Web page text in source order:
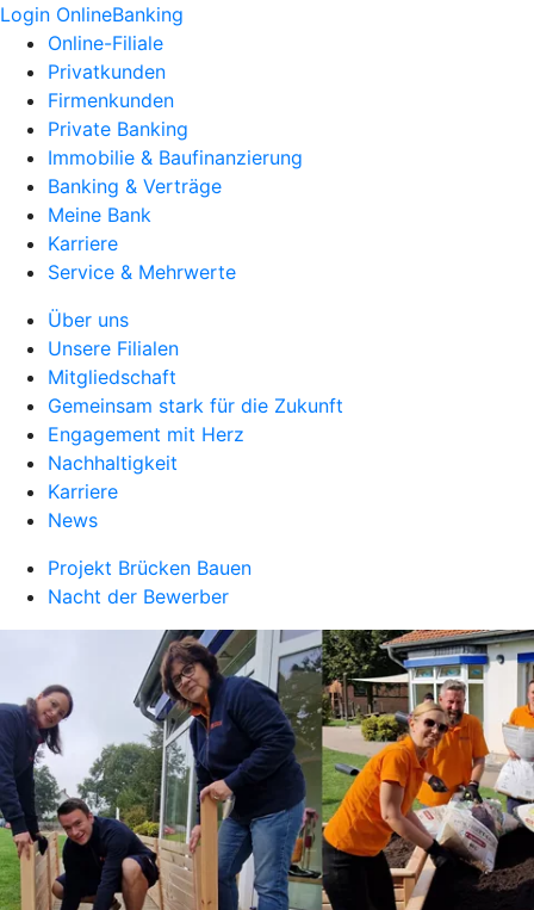
Login OnlineBanking
Online-Filiale
Privatkunden
Firmenkunden
Private Banking
Immobilie & Baufinanzierung
Banking & Verträge
Meine Bank
Karriere
Service & Mehrwerte
Über uns
Unsere Filialen
Mitgliedschaft
Gemeinsam stark für die Zukunft
Engagement mit Herz
Nachhaltigkeit
Karriere
News
Projekt Brücken Bauen
Nacht der Bewerber